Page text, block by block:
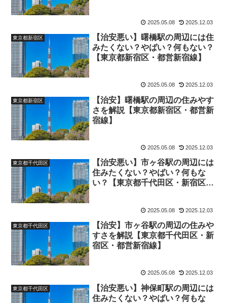
2025.05.08 2025.12.03
東京都新宿区
【治安悪い】曙橋駅の周辺には住
みたくない？やばい？何もない？
【東京都新宿区・都営新宿線】
2025.05.08 2025.12.03
東京都新宿区
【治安】曙橋駅の周辺の住みやす
さを解説【東京都新宿区・都営新
宿線】
2025.05.08 2025.12.03
東京都千代田区
【治安悪い】市ヶ谷駅の周辺には
住みたくない？やばい？何もな
い？【東京都千代田区・新宿区・
2025.05.08 2025.12.03
東京都千代田区
【治安】市ヶ谷駅の周辺の住みや
すさを解説【東京都千代田区・新
宿区・都営新宿線】
2025.05.08 2025.12.03
東京都千代田区
【治安悪い】神保町駅の周辺には
住みたくない？やばい？何もな